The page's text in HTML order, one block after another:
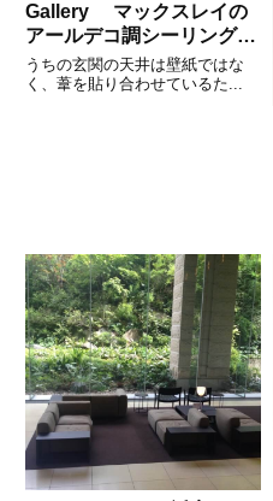
Gallery マックスレイの
アールデコ調シーリングラ
イト
うちの玄関の天井は壁紙ではな
く、葦を貼り合わせているた...